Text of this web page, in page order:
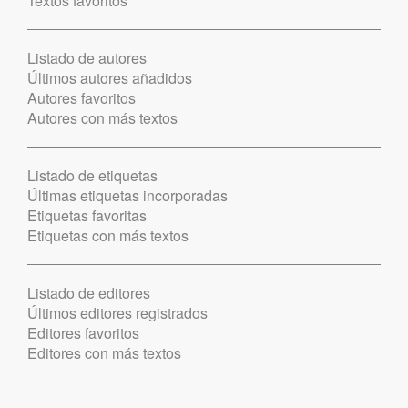
Listado de autores
Últimos autores añadidos
Autores favoritos
Autores con más textos
Listado de etiquetas
Últimas etiquetas incorporadas
Etiquetas favoritas
Etiquetas con más textos
Listado de editores
Últimos editores registrados
Editores favoritos
Editores con más textos